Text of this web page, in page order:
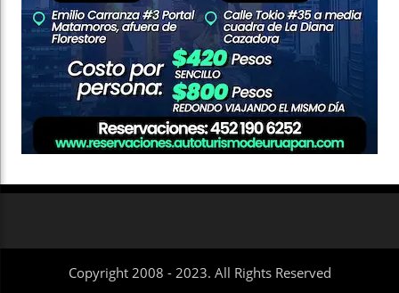
Copyright 2008 - 2023. All Rights Reserved